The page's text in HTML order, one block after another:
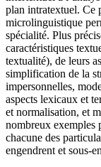
plan intratextuel. Ce
microlinguistique
spécialité. Plus
caractéristiques
textualité), de leurs
simplification de la
impersonnelles,
aspects lexicaux et
et normalisation, et
nombreux exemples
chacune des
engendrent et sous-